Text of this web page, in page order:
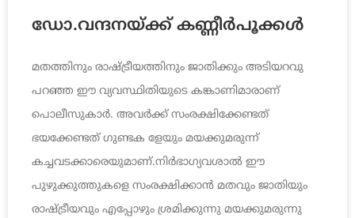
ഡോ.വന്ദനയ്ക്ക് കണ്ണീര്‍പൂക്കള്‍
മതത്തിനും രാഷ്ട്രീയത്തിനും ജാതിക്കും അടിയറവു
പറഞ്ഞ ഈ വ്യവസ്ഥിതിയുടെ കങ്കാണിമാരാണ്
പൊലീസുകാര്‍. അവര്‍ക്ക് സംരക്ഷിക്കേണ്ടത്
ഭയക്കേണ്ടത് ഗുണ്ടക ളേയും മയക്കുമരുന്ന്
കച്ചവടക്കാരെയുമാണ്.നിര്‍ഭാഗ്യവശാല്‍ ഈ
പുഴുക്കുത്തുകളെ സംരക്ഷിക്കാന്‍ മതവും ജാതിയും
രാഷ്ട്രീയവും എപ്പോഴും ശ്രമിക്കുന്നു മയക്കുമരുന്നു